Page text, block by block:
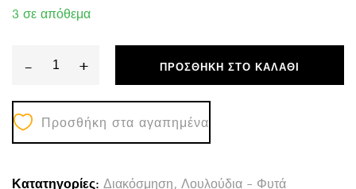
3 σε απόθεμα
-
ΔΙΑΚΟΣΜΗΤΙΚΟ
ΜΠΟΥΚΕΤΟ
ΑΠΟΞΗΡΑΜΕΝΟ
HM7959
+ ΠΡΟΣΘΉΚΗ ΣΤΟ ΚΑΛΆΘΙ
Προσθήκη στα αγαπημένα
Κατατηγορίες: Διακόσμηση, Λουλούδια - Φυτά